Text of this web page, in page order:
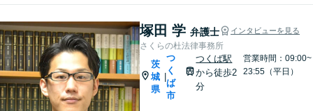
塚田 学 弁護士 インタビューを見る
さくらの杜法律事務所
茨
城
県
つ
く
ば
市
つくば駅
から徒歩2
分
営業時間：09:00~
23:55（平日）